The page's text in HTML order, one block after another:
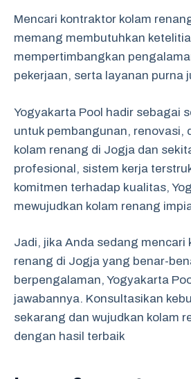
Mencari kontraktor kolam
memang membutuhkan
mempertimbangkan
pekerjaan, serta layanan purna
Yogyakarta Pool hadir sebagai
untuk pembangunan, renovasi,
kolam renang di Jogja dan
profesional, sistem kerja
komitmen terhadap kualitas,
mewujudkan kolam renang
Jadi, jika Anda sedang mencari
renang di Jogja yang benar-
berpengalaman, Yogyakarta
jawabannya. Konsultasikan
sekarang dan wujudkan kolam
dengan hasil terbaik